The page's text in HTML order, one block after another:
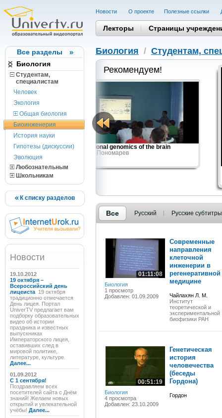
Все разделы
Биология
Студентам,
cпециалистам
Человек
Экология
Общая биология
Биоинженерия
История науки
Гипотезы (дискуссии)
Эволюция
Любознательным
Школьникам
К списку разделов
Новости
19.10.2012
19 октября –
Всероссийский день
лицеиста 19 октября
традиционно отмечается
День лицея. Портал
UniverTV предлагает вам
подборку образовательных
видео об истории
праздника и известных
выпускниках
Императорского лицея,
оставивших след в
мировой политике,
литературе, культуре.
Далее...
01.09.2012
C 1 сентября!
Поздравляем всех
посетителей сайта с Днём
знаний! Желаем новых
открытий и увлекательной
учёбы! Далее...
Новости О проекте Полезные cсылки
Лекторы Страницы
Биология / Студентам,
Рекомендуем!
behavioral
Functional genomics of the brain
Игорь Пономарев
Все Русский Русские субтитры
01:11:08
Биология
1 просмотр
Добавлен: 01.09.2009
Современные
направления
клеточной
инженерии в
регенеративной
медицине
Чайлахян Л. М.
Институт
теоретической и
экспериментальной
биофизики РАН
00:51:19
Биология
4 просмотра
Добавлен: 23.10.2009
Генетическая
история
человечества
(беседы
Гордона)
Гордон